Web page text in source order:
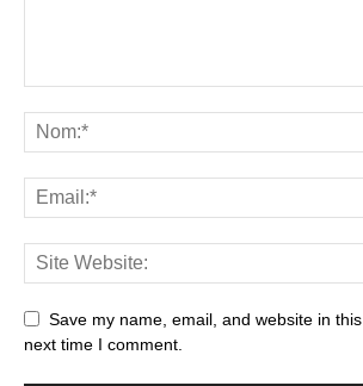
Save my name, email, and website in
next time I comment.